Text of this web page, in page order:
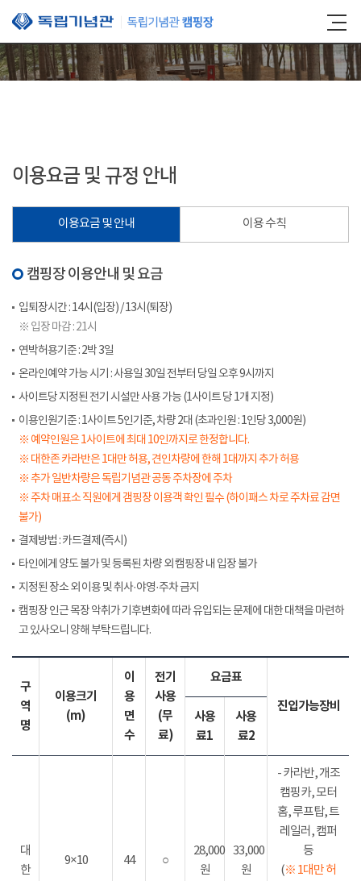
본문 바로가기
이용요금 및 규정 안내
이용요금 및 안내 이용 수칙
캠핑장 이용안내 및 요금
입퇴장시간 : 14시(입장) / 13시(퇴장)
※ 입장 마감 : 21시
연박허용기준 : 2박 3일
온라인예약 가능 시기 : 사용일 30일 전부터 당일 오후 9시까지
사이트당 지정된 전기 시설만 사용 가능 (1사이트 당 1개 지정)
이용인원기준 : 1사이트 5인기준, 차량 2대 (초과인원 : 1인당 3,000원)
※ 예약인원은 1사이트에 최대 10인까지로 한정합니다.
※ 대한존 카라반은 1대만 허용, 견인차량에 한해 1대까지 추가 허용
※ 추가 일반차량은 독립기념관 공동 주차장에 주차
※ 주차 매표소 직원에게 갬핑장 이용객 확인 필수 (하이패스 차로 주차료 감면
불가)
결제방법 : 카드결제(즉시)
타인에게 양도 불가 및 등록된 차량 외 캠핑장 내 입장 불가
지정된 장소 외 이용 및 취사·야영·주차 금지
캠핑장 인근 목장 악취가 기후변화에 따라 유입되는 문제에 대한 대책을 마련하
고 있사오니 양해 부탁드립니다.
구
역
명
이용크기
(m)
이
용
면
수
전기
사용
(무
료)
요금표
진입가능장비
사용
료1
사용
료2
대
한
9×10 44 ○
28,000
원
33,000
원
- 카라반, 개조
캠핑카, 모터
홈, 루프탑, 트
레일러, 캠퍼
등
(※ 1대만 허